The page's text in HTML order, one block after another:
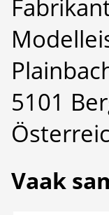
5101
Vaak